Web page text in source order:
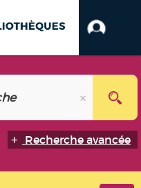
Recherche avancée